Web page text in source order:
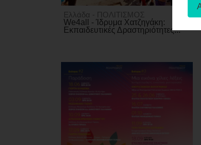
OΔΗΓΟΣ
ΑΠΟΣΤΟΛΗ
Ελλάδα - ΠΟΛΙΤΙΣΜΟΣ
We4all - Ίδρυμα Χατζηγάκη:
Εκπαιδευτικές Δραστηριότητες...